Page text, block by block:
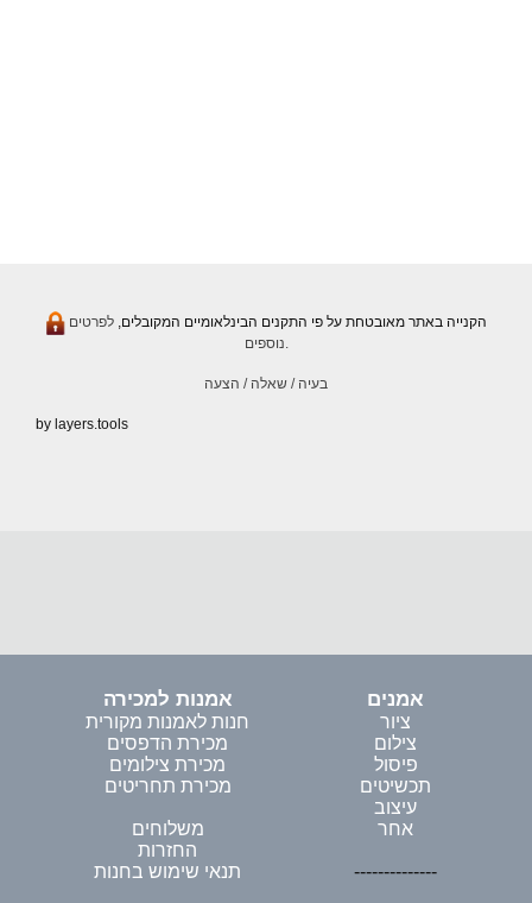
הקנייה באתר מאובטחת על פי התקנים הבינלאומיים המקובלים,לפרטים
נוספים.
בעיה / שאלה / הצעה
by layers.tools
אמנים
ציור
צילום
פיסול
תכשיטים
עיצוב
אחר
--------------
אמנות למכירה
חנות לאמנות מקורית
מכירת הדפסים
מכירת צילומים
מכירת תחריטים
משלוחים
החזרות
תנאי שימוש בחנות